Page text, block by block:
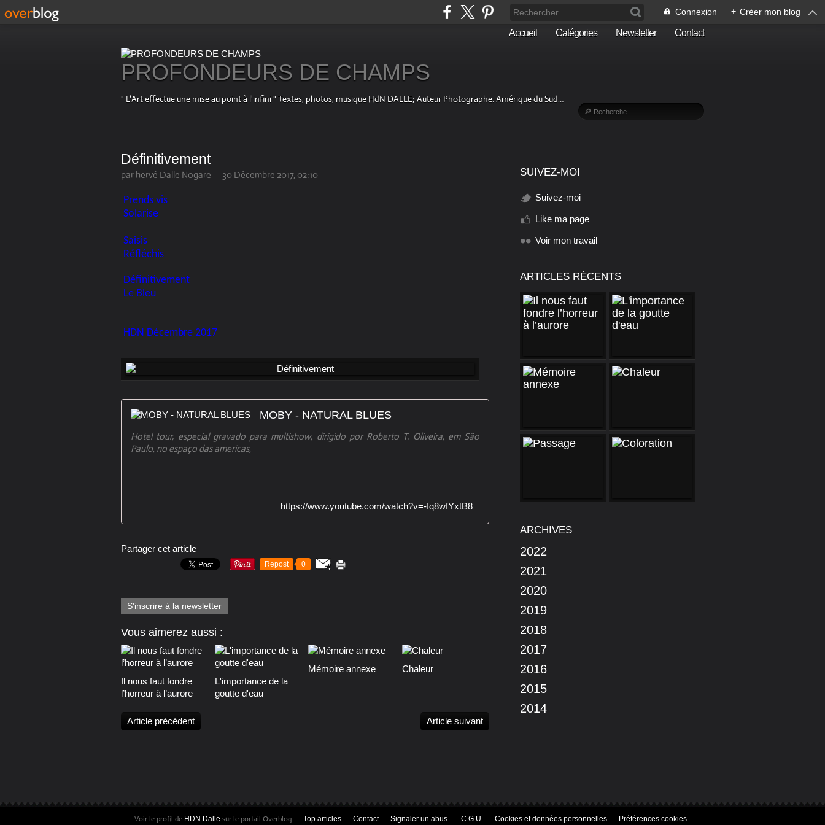
Connexion + Créer mon blog
Accueil Catégories Newsletter Contact
PROFONDEURS DE CHAMPS
" L'Art effectue une mise au point à l'infini " Textes, photos, musique HdN DALLE; Auteur Photographe. Amérique du Sud…
Définitivement
par hervé Dalle Nogare - 30 Décembre 2017, 02:10
Prends vis
Solarise
Saisis
Réfléchis
Définitivement
Le Bleu
HDN Décembre 2017
MOBY - NATURAL BLUES
Hotel tour, especial gravado para multishow, dirigido por Roberto T. Oliveira, em São
Paulo, no espaço das americas,
https://www.youtube.com/watch?v=-Iq8wfYxtB8
Partager cet article
Repost 0
S'inscrire à la newsletter
Vous aimerez aussi :
Il nous faut fondre
l’horreur à l’aurore
L'importance de la
goutte d'eau
Mémoire annexe Chaleur
Article précédent Article suivant
SUIVEZ-MOI
Suivez-moi
Like ma page
Voir mon travail
ARTICLES RÉCENTS
ARCHIVES
2022
2021
2020
2019
2018
2017
2016
2015
2014
Voir le profil de HDN Dalle sur le portail Overblog Top articles Contact Signaler un abus C.G.U. Cookies et données personnelles Préférences cookies